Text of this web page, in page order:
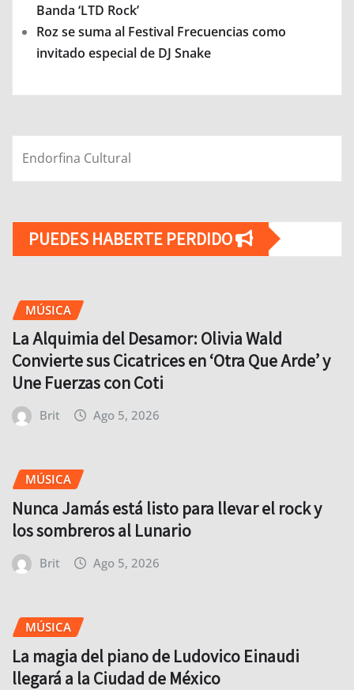
Banda ‘LTD Rock’
Roz se suma al Festival Frecuencias como
invitado especial de DJ Snake
Endorfina Cultural
PUEDES HABERTE PERDIDO
MÚSICA
La Alquimia del Desamor: Olivia Wald
Convierte sus Cicatrices en ‘Otra Que Arde’ y
Une Fuerzas con Coti
Brit Ago 5, 2026
MÚSICA
Nunca Jamás está listo para llevar el rock y
los sombreros al Lunario
Brit Ago 5, 2026
MÚSICA
La magia del piano de Ludovico Einaudi
llegará a la Ciudad de México